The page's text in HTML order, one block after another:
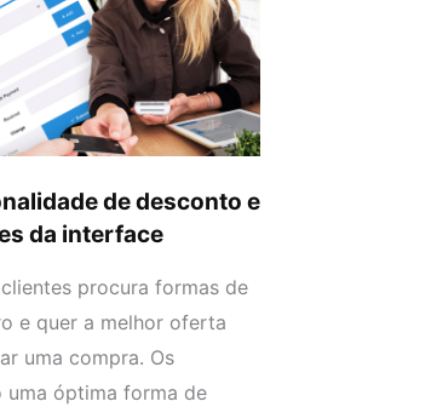
de desconto e
da interface
procura formas de
e quer a melhor oferta
uma compra. Os
uma óptima forma de